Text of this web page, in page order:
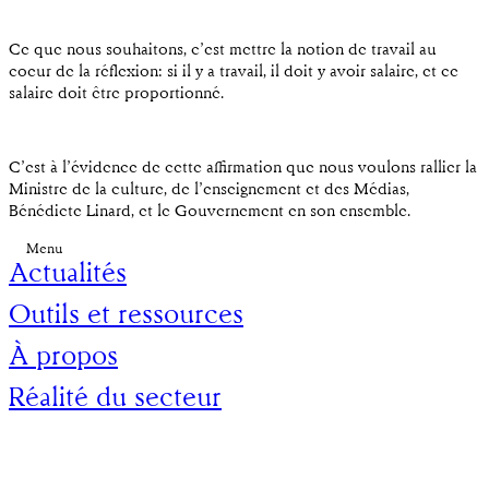
Ce que nous souhaitons, c’est mettre la notion de travail au
coeur de la réflexion: si il y a travail, il doit y avoir salaire, et ce
salaire doit être proportionné.
C’est à l’évidence de cette affirmation que nous voulons rallier la
Ministre de la culture, de l’enseignement et des Médias,
Bénédicte Linard, et le Gouvernement en son ensemble.
Actualités
Outils et ressources
À propos
Réalité du secteur
Menu